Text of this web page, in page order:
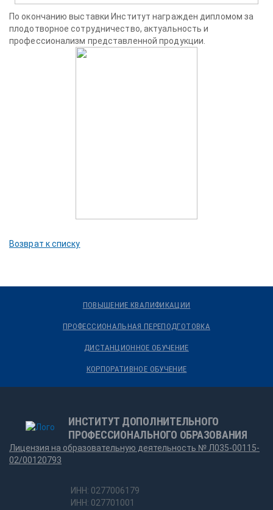
По окончанию выставки Институт награжден дипломом за
плодотворное сотрудничество, актуальность и
профессионализм представленной продукции.
Возврат к списку
ПОВЫШЕНИЕ КВАЛИФИКАЦИИ
ПРОФЕССИОНАЛЬНАЯ ПЕРЕПОДГОТОВКА
ДИСТАНЦИОННОЕ ОБУЧЕНИЕ
КОРПОРАТИВНОЕ ОБУЧЕНИЕ
ИНСТИТУТ ДОПОЛНИТЕЛЬНОГО
ПРОФЕССИОНАЛЬНОГО ОБРАЗОВАНИЯ
Лицензия на образовательную деятельность № Л035-00115-
02/00120793
ИНН: 0277006179
ИНН: 027701001